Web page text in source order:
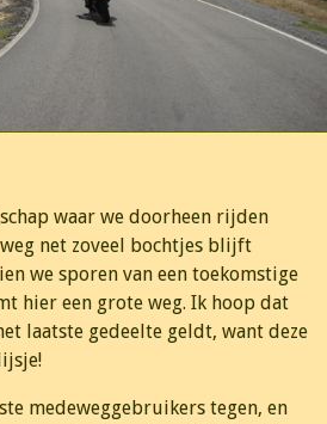
waar we doorheen rijden
net zoveel bochtjes blijft
we sporen van een toekomstige
hier een grote weg. Ik hoop dat
laatste gedeelte geldt, want deze
medeweggebruikers tegen, en